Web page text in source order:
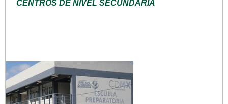
CENTROS DE NIVEL SECUNDARIA